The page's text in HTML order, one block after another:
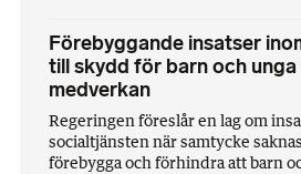
Förebyggande insatser
till skydd för barn och
medverkan
Regeringen föreslår en lag om
socialtjänsten när samtycke
förebygga och förhindra att barn